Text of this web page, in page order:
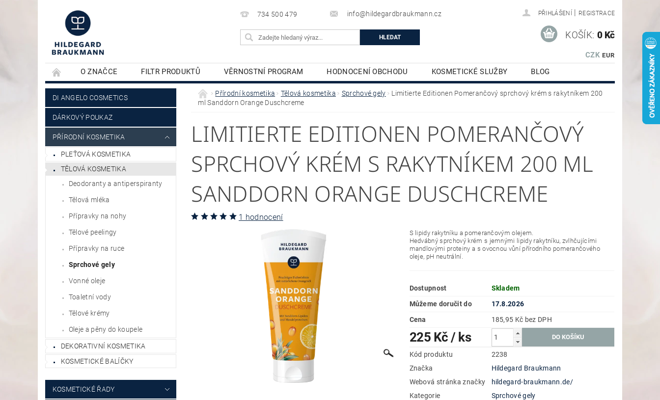
734 500 479 info@hildegardbraukmann.cz PŘIHLÁŠENÍ | REGISTRACE
CZK EUR
KOŠÍK: 0 Kč
O ZNAČCE FILTR PRODUKTŮ VĚRNOSTNÍ PROGRAM HODNOCENÍ OBCHODU KOSMETICKÉ SLUŽBY
BLOG
KONTAKTY
PLEŤOVÁ KOSMETIKA TĚLOVÁ KOSMETIKA DEKORATIVNÍ KOSMETIKA
DI ANGELO COSMETICS
DÁRKOVÝ POUKAZ
PŘÍRODNÍ KOSMETIKA
PLEŤOVÁ KOSMETIKA
TĚLOVÁ KOSMETIKA
Deodoranty a antiperspiranty
Tělová mléka
Přípravky na nohy
Tělové peelingy
Přípravky na ruce
Sprchové gely
Vonné oleje
Toaletní vody
Tělové krémy
Oleje a pěny do koupele
DEKORATIVNÍ KOSMETIKA
KOSMETICKÉ BALÍČKY
KOSMETICKÉ ŘADY
Přírodní kosmetika Tělová kosmetika Sprchové gely
Limitierte Editionen Pomerančový sprchový krém s rakytníkem 200
ml Sanddorn Orange Duschcreme
LIMITIERTE EDITIONEN POMERANČOVÝ
SPRCHOVÝ KRÉM S RAKYTNÍKEM 200 ML
SANDDORN ORANGE DUSCHCREME
1 hodnocení
S lipidy rakytníku a pomerančovým olejem.
Hedvábný sprchový krém s jemnými lipidy rakytníku, zvlhčujícími
mandlovými proteiny a s ovocnou vůní přírodního pomerančového
oleje, pH neutrální.
Dostupnost
Skladem
Můžeme doručit do
17.8.2026
Cena
185,95 Kč bez DPH
225 Kč/ ks
Kód produktu
2238
Značka
Hildegard Braukmann
Webová stránka značky
hildegard-braukmann.de/
Kategorie
Sprchové gely